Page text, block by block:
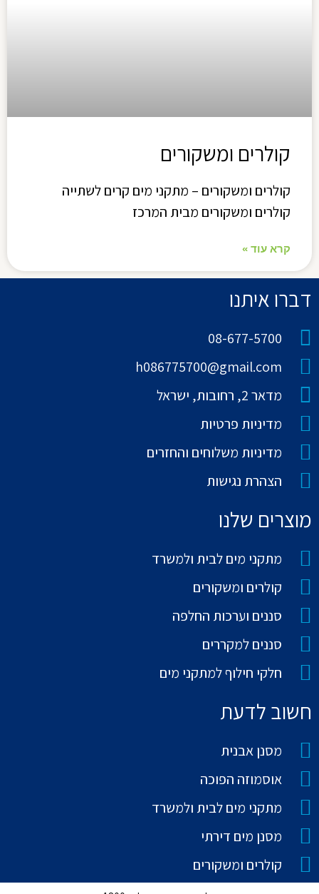
קולרים ומשקורים
קולרים ומשקורים – מתקני מים קרים לשתייה
קולרים ומשקורים מבית המרכז
קרא עוד »
דברו איתנו
08-677-5700
h086775700@gmail.com
מדאר 2, רחובות, ישראל
מדיניות פרטיות
מדיניות משלוחים והחזרים
הצהרת נגישות
מוצרים שלנו
מתקני מים לבית ולמשרד
קולרים ומשקורים
סננים וערכות החלפה
סננים למקררים
חלקי חילוף למתקני מים
חשוב לדעת
מסנן אבנית
אוסמוזה הפוכה
מתקני מים לבית ולמשרד
מסנן מים דירתי
קולרים ומשקורים